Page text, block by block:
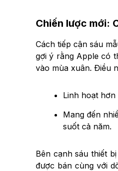
Chiến lược mới:
Cách tiếp cận sáu
gợi ý rằng Apple có
vào mùa xuân. Điều
Linh hoạt
Mang đến
suốt cả năm.
Bên cạnh sáu thiết
được bán cùng với